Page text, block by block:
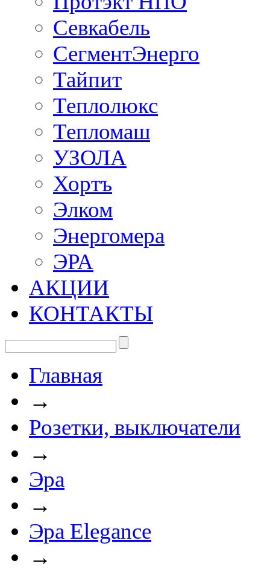
Севкабель
СегментЭнерго
Тайпит
Теплолюкс
Тепломаш
УЗОЛА
Хортъ
Элком
Энергомера
ЭРА
АКЦИИ
КОНТАКТЫ
Главная
→
Розетки, выключатели
→
Эра
→
Эра Elegance
→